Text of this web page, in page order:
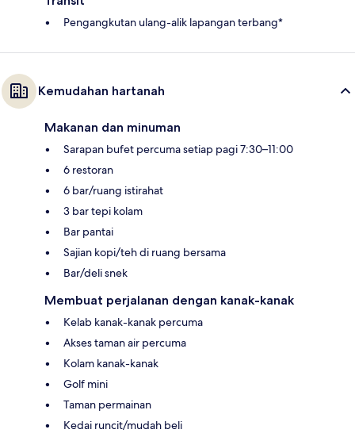
Pengangkutan ulang-alik lapangan terbang*
Kemudahan hartanah
Makanan dan minuman
Sarapan bufet percuma setiap pagi 7:30–11:00
6 restoran
6 bar/ruang istirahat
3 bar tepi kolam
Bar pantai
Sajian kopi/teh di ruang bersama
Bar/deli snek
Membuat perjalanan dengan kanak-kanak
Kelab kanak-kanak percuma
Akses taman air percuma
Kolam kanak-kanak
Golf mini
Taman permainan
Kedai runcit/mudah beli